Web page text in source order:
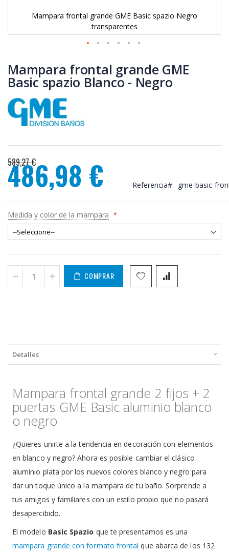
Mampara frontal grande GME Basic spazio Negro
transparentes
al
comienzo
de
galería
de
imágenes
Mampara frontal grande GME
Basic spazio Blanco - Negro
589,27 €
Precio
especial
486,98 € Referencia gme-basic-
Medida y color de la mampara
COMPRAR
Detalles
Mampara frontal grande 2 fijos + 2
puertas GME Basic aluminio blanco
o negro
¿Quieres unirte a la tendencia en decoración con elementos
en blanco y negro? Ahora es posible cambiar el clásico
aluminio plata por los nuevos colores blanco y negro para
dar un toque único a la mampara de tu baño. Sorprende a
tus amigos y familiares con un estilo propio que no pasará
desapercibido.
El modelo Basic Spazio que te presentamos es una
mampara grande con formato frontal que abarca de los 132